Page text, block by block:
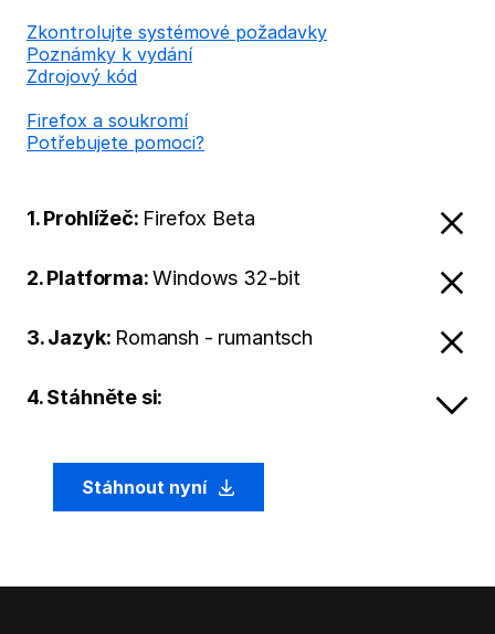
Zkontrolujte systémové požadavky
Poznámky k vydání
Zdrojový kód
Firefox a soukromí
Potřebujete pomoci?
1. Prohlížeč: Firefox Beta
2. Platforma:Windows 32-bit
3. Jazyk: Romansh - rumantsch
4. Stáhněte si:
Stáhnout nyní